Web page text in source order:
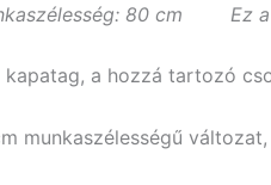
80 cm Ez
a hozzá tartozó
munkaszélességű